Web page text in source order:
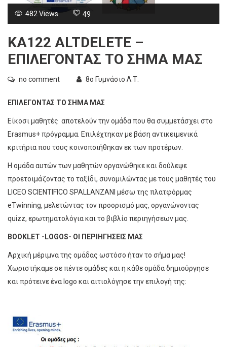
482 Views 49
KA122 ALTDELETE –
ΕΠΙΛΕΓΟΝΤΑΣ ΤΟ ΣΗΜΑ ΜΑΣ
no comment 8ο Γυμνάσιο Λ.Τ.
ΕΠΙΛΕΓΟΝΤΑΣ ΤΟ ΣΗΜΑ ΜΑΣ
Είκοσι μαθητές αποτελούν την ομάδα που θα συμμετάσχει στο
Erasmus+ πρόγραμμα. Επιλέχτηκαν με βάση αντικειμενικά
κριτήρια που τους κοινοποιήθηκαν εκ των προτέρων.
Η ομάδα αυτών των μαθητών οργανώθηκε και δούλεψε
προετοιμάζοντας το ταξίδι, συνομιλώντας με τους μαθητές του
LICEO SCIENTIFICO SPALLANZANI μέσω της πλατφόρμας
eTwinning, μελετώντας τον προορισμό μας, οργανώνοντας
quizz, ερωτηματολόγια και το βιβλίο περιηγήσεων μας.
BOOKLET -LOGOS- ΟΙ ΠΕΡΙΗΓΗΣΕΙΣ ΜΑΣ
Αρχική μέριμνα της ομάδας ωστόσο ήταν το σήμα μας!
Χωριστήκαμε σε πέντε ομάδες και η κάθε ομάδα δημιούργησε
και πρότεινε ένα logo και αιτιολόγησε την επιλογή της: